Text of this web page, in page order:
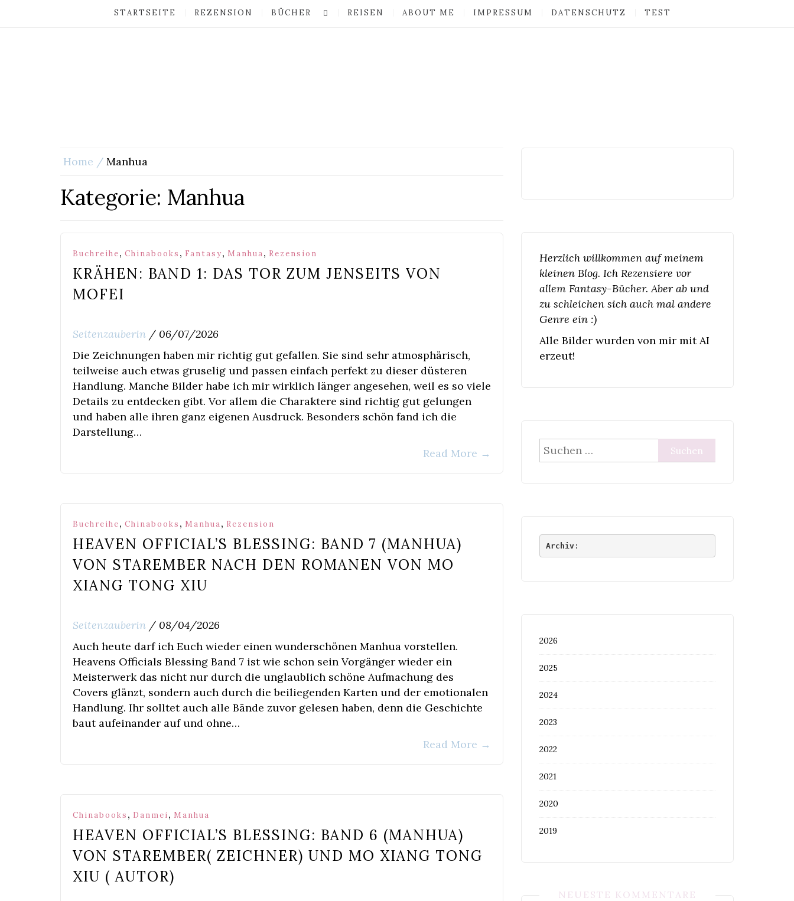
STARTSEITE REZENSION BÜCHER REISEN ABOUT ME IMPRESSUM DATENSCHUTZ TEST
Home Manhua
Kategorie: Manhua
Buchreihe, Chinabooks , Fantasy, Manhua, Rezension
KRÄHEN: BAND 1: DAS TOR ZUM JENSEITS VON
MOFEI
Seitenzauberin / 06/07/2026
Die Zeichnungen haben mir richtig gut gefallen. Sie sind sehr atmosphärisch,
teilweise auch etwas gruselig und passen einfach perfekt zu dieser düsteren
Handlung. Manche Bilder habe ich mir wirklich länger angesehen, weil es so viele
Details zu entdecken gibt. Vor allem die Charaktere sind richtig gut gelungen
und haben alle ihren ganz eigenen Ausdruck. Besonders schön fand ich die
Darstellung…
Read More →
Buchreihe, Chinabooks , Manhua, Rezension
HEAVEN OFFICIAL’S BLESSING: BAND 7 (MANHUA)
VON STAREMBER NACH DEN ROMANEN VON MO
XIANG TONG XIU
Seitenzauberin / 08/04/2026
Auch heute darf ich Euch wieder einen wunderschönen Manhua vorstellen.
Heavens Officials Blessing Band 7 ist wie schon sein Vorgänger wieder ein
Meisterwerk das nicht nur durch die unglaublich schöne Aufmachung des
Covers glänzt, sondern auch durch die beiliegenden Karten und der emotionalen
Handlung. Ihr solltet auch alle Bände zuvor gelesen haben, denn die Geschichte
baut aufeinander auf und ohne…
Read More →
Chinabooks , Danmei, Manhua
HEAVEN OFFICIAL’S BLESSING: BAND 6 (MANHUA)
VON STAREMBER( ZEICHNER) UND MO XIANG TONG
XIU ( AUTOR)
Herzlich willkommen auf meinem
kleinen Blog. Ich Rezensiere vor
allem Fantasy-Bücher. Aber ab und
zu schleichen sich auch mal andere
Genre ein :)
Alle Bilder wurden von mir mit AI
erzeut!
Suchen
nach:
Archiv:
2026
2025
2024
2023
2022
2021
2020
2019
NEUESTE KOMMENTARE